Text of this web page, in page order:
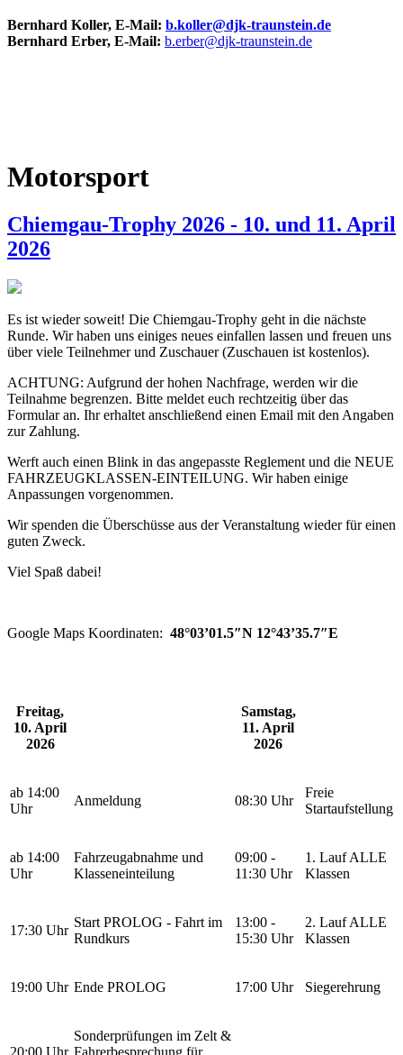
Bernhard Koller, E-Mail: b.koller@djk-traunstein.de
Bernhard Erber, E-Mail: b.erber@djk-traunstein.de
Motorsport
Chiemgau-Trophy 2026 - 10. und 11. April
2026
Es ist wieder soweit! Die Chiemgau-Trophy geht in die nächste
Runde. Wir haben uns einiges neues einfallen lassen und freuen uns
über viele Teilnehmer und Zuschauer (Zuschauen ist kostenlos).
ACHTUNG: Aufgrund der hohen Nachfrage, werden wir die
Teilnahme begrenzen. Bitte meldet euch rechtzeitig über das
Formular an. Ihr erhaltet anschließend einen Email mit den Angaben
zur Zahlung.
Werft auch einen Blink in das angepasste Reglement und die NEUE
FAHRZEUGKLASSEN-EINTEILUNG. Wir haben einige
Anpassungen vorgenommen.
Wir spenden die Überschüsse aus der Veranstaltung wieder für einen
guten Zweck.
Viel Spaß dabei!
Google Maps Koordinaten: 48°03’01.5″N 12°43’35.7″E
Freitag,
10. April
2026
Samstag,
11. April
2026
ab 14:00
Uhr
Anmeldung 08:30 Uhr
Freie
Startaufstellung
ab 14:00
Uhr
Fahrzeugabnahme und
Klasseneinteilung
09:00 -
11:30 Uhr
1. Lauf ALLE
Klassen
17:30 Uhr
Start PROLOG - Fahrt im
Rundkurs
13:00 -
15:30 Uhr
2. Lauf ALLE
Klassen
19:00 Uhr Ende PROLOG 17:00 Uhr Siegerehrung
Sonderprüfungen im Zelt &